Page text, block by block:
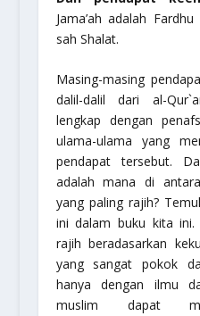
Jama’ah adalah
sah Shalat.
Masing-masing
dalil-dalil dari al-
lengkap dengan
ulama-ulama yang
pendapat tersebut.
adalah mana di
yang paling rajih?
ini dalam buku kita ini.
rajih beradasarkan
yang sangat pokok
hanya dengan ilmu
muslim dapat